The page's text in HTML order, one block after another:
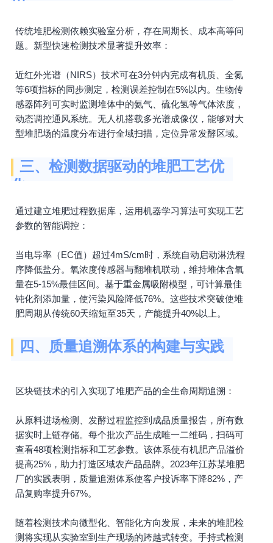
用
传统堆肥检测依赖实验室分析，存在周期长、成本高等问
题。新型快速检测技术显著提升效率：
近红外光谱（NIRS）技术可在3分钟内完成有机质、全氮
等6项指标的同步测定，检测误差控制在5%以内。生物传
感器阵列可实时监测堆体中的氨气、硫化氢等气体浓度，
动态调控通风系统。无人机搭载多光谱成像仪，能够对大
型堆肥场的温度分布进行全域扫描，定位异常发酵区域。
三、检测数据驱动的堆肥工艺优
化
通过建立堆肥过程数据库，运用机器学习算法可实现工艺
参数的智能调控：
当电导率（EC值）超过4mS/cm时，系统自动启动淋洗程
序降低盐分。氧浓度传感器与翻堆机联动，维持堆体含氧
量在5-15%最佳区间。基于重金属吸附模型，可计算最佳
钝化剂添加量，使污染风险降低76%。这些技术突破使堆
肥周期从传统60天缩短至35天，产能提升40%以上。
四、质量追溯体系的构建与实践
区块链技术的引入实现了堆肥产品的全生命周期追溯：
从原料进场检测、发酵过程监控到成品质量报告，所有数
据实时上链存储。每个批次产品生成唯一二维码，扫码可
查看48项检测指标和工艺参数。该体系使有机肥产品溢价
提高25%，助力打造区域农产品品牌。2023年江苏某堆肥
厂的实践表明，质量追溯体系使客户投诉率下降82%，产
品复购率提升67%。
随着检测技术向微型化、智能化方向发展，未来的堆肥检
测将实现从实验室到生产现场的跨越式转变。手持式检测